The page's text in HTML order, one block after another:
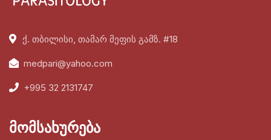
ქ. თბილისი, თამარ მეფის გამზ. #18
medpari@yahoo.com
+995 32 2131747
მომსახურება